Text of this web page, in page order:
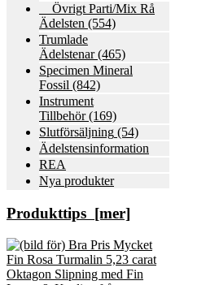
Övrigt Parti/Mix Rå
Ädelsten (554)
Trumlade
Ädelstenar(465)
Specimen Mineral
Fossil (842)
Instrument
Tillbehör(169)
Slutförsäljning (54)
Ädelstensinformation
REA
Nya produkter
Produkttips [mer]